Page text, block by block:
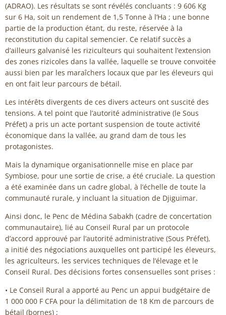
(ADRAO). Les résultats se sont révélés concluants : 9 606 Kg
sur 6 Ha, soit un rendement de 1,5 Tonne à l’Ha ; une bonne
partie de la production étant, du reste, réservée à la
reconstitution du capital semencier. Ce relatif succès a
d’ailleurs galvanisé les riziculteurs qui souhaitent l’extension
des zones rizicoles dans la vallée, laquelle se trouve convoitée
aussi bien par les maraîchers locaux que par les éleveurs qui
en ont fait leur parcours de bétail.
Les intérêts divergents de ces divers acteurs ont suscité des
tensions. A tel point que l’autorité administrative (le Sous
Préfet) a pris un acte portant suspension de toute activité
économique dans la vallée, au grand dam de tous les
protagonistes.
Mais la dynamique organisationnelle mise en place par
Symbiose, pour une sortie de crise, a été cruciale. La question
a été examinée dans un cadre global, à l’échelle de toute la
communauté rurale, y incluant la situation de Djiguimar.
Ainsi donc, le Penc de Médina Sabakh (cadre de concertation
communautaire), lié au Conseil Rural par un protocole
d’accord approuvé par l’autorité administrative (Sous Préfet),
a initié des négociations auxquelles ont participé les éleveurs,
les agriculteurs, les services techniques de l’élevage et le
Conseil Rural. Des décisions fortes consensuelles sont prises :
• Le Conseil Rural a apporté au Penc un appui budgétaire de
1 000 000 F CFA pour la délimitation de 18 Km de parcours de
bétail (bornes) ;